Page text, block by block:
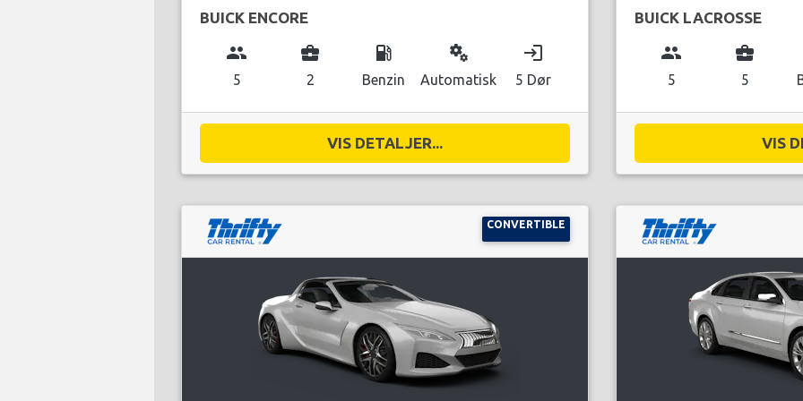
BUICK ENCORE
group
5
business_center
2
local_gas_station
Benzin
miscellaneous_services
Automatisk
login
5 Dør
VIS DETALJER...
BUICK LACROSSE
group
5
business_center
5
VIS
CONVERTIBLE